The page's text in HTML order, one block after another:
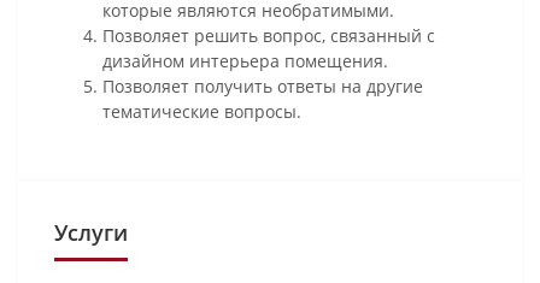
которые являются необратимыми.
Позволяет решить вопрос, связанный с
дизайном интерьера помещения.
Позволяет получить ответы на другие
тематические вопросы.
Услуги